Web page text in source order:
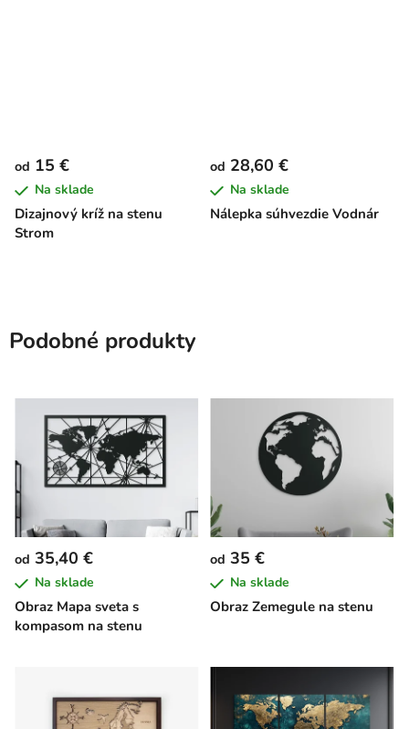
Dizajnový kríž na stenu
Strom
od 15 €
Na sklade
Nálepka súhvezdie Vodnár
od 28,60 €
Na sklade
Podobné produkty
Obraz Mapa sveta s
kompasom na stenu
od 35,40 €
Na sklade
Obraz Zemegule na stenu
od 35 €
Na sklade